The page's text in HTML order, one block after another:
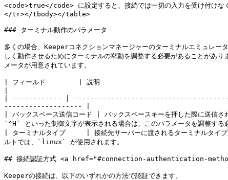
<code>true</code> に設定すると、接続では一切の入力を受け付けな
</tr></tbody></table>
### ターミナル動作のパラメータ
多くの場合、Keeperコネクションマネージャーのターミナルエミュレ
しく動作させるためにターミナルの挙動を調整する必要があることが
メータが用意されています。
| フィールド        | 説明
| ------------ |
------------------- |
| バックスペース送信コード | バックスペースキーを押した際に送信さ
`^H` といった制御文字が表示される場合は、このパラメータを調整
| ターミナルタイプ     | 接続先サーバーに渡されるターミナルタイプ
ルトでは、`linux` が使用されます。
## 接続認証方式 <a href="#connection-authentication-
Keeperの接続は、以下のいずれかの方法で認証できます。